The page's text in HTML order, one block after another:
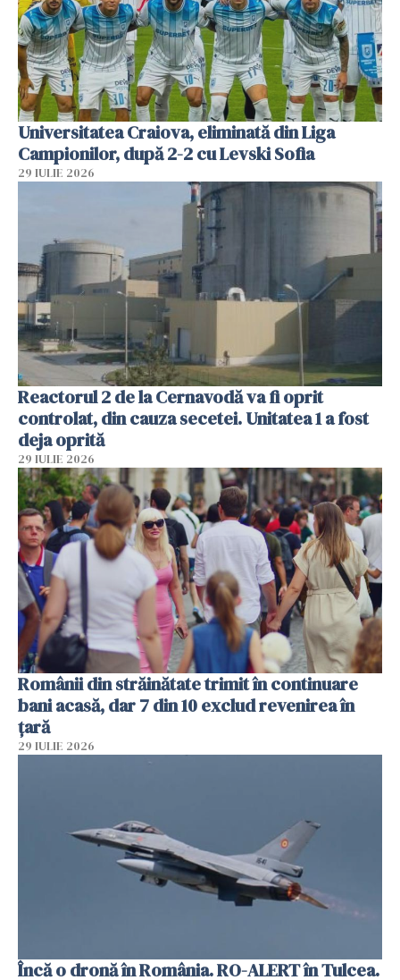
Universitatea Craiova, eliminată din Liga
Campionilor, după 2-2 cu Levski Sofia
29 IULIE 2026
Reactorul 2 de la Cernavodă va fi oprit
controlat, din cauza secetei. Unitatea 1 a fost
deja oprită
29 IULIE 2026
Românii din străinătate trimit în continuare
bani acasă, dar 7 din 10 exclud revenirea în
țară
29 IULIE 2026
Încă o dronă în România. RO-ALERT în Tulcea.